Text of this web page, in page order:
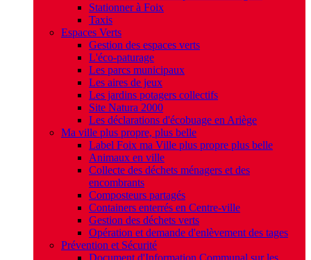
Stationner à Foix
Taxis
Espaces Verts
Gestion des espaces verts
L'éco-paturage
Les parcs municipaux
Les aires de jeux
Les jardins potagers collectifs
Site Natura 2000
Les déclarations d'écobuage en Ariège
Ma ville plus propre, plus belle
Label Foix ma Ville plus propre plus belle
Animaux en ville
Collecte des déchets ménagers et des
encombrants
Composteurs partagés
Containers enterrés en Centre-ville
Gestion des déchets verts
Opération et demande d'enlèvement des tages
Prévention et Sécurité
Document d'Information Communal sur les